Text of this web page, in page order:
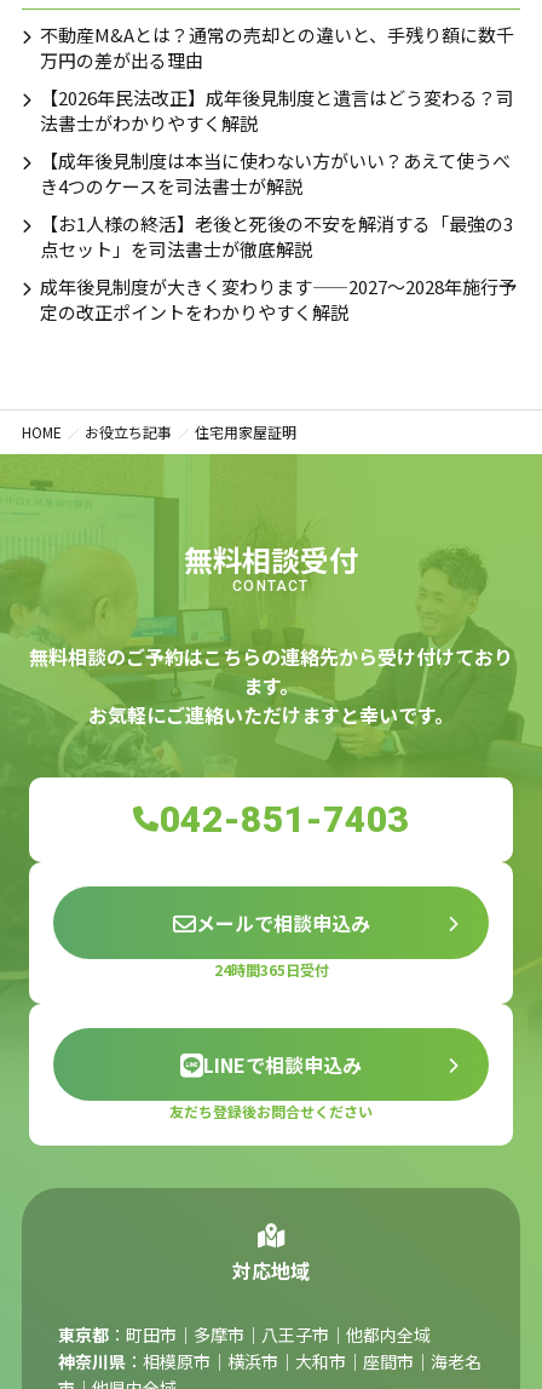
不動産M&Aとは？通常の売却との違いと、手残り額に数千
万円の差が出る理由
【2026年民法改正】成年後見制度と遺言はどう変わる？司
法書士がわかりやすく解説
【成年後見制度は本当に使わない方がいい？あえて使うべ
き4つのケースを司法書士が解説
【お1人様の終活】老後と死後の不安を解消する「最強の3
点セット」を司法書士が徹底解説
成年後見制度が大きく変わります——2027〜2028年施行予
定の改正ポイントをわかりやすく解説
HOME お役立ち記事 住宅用家屋証明
無料相談受付
CONTACT
無料相談のご予約はこちらの連絡先から受け付けており
ます。
お気軽にご連絡いただけますと幸いです。
042-851-7403
メールで相談申込み
24時間365日受付
LINEで相談申込み
友だち登録後お問合せください
対応地域
東京都：町田市｜多摩市｜八王子市｜他都内全域
神奈川県：相模原市｜横浜市｜大和市｜座間市｜海老名